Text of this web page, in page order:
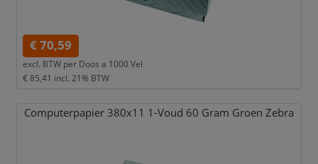
€ 70,59
excl. BTW per Doos a 1000 Vel
€ 85,41 incl. 21% BTW
Computerpapier 380x11 1-Voud 60 Gram Groen Zebra